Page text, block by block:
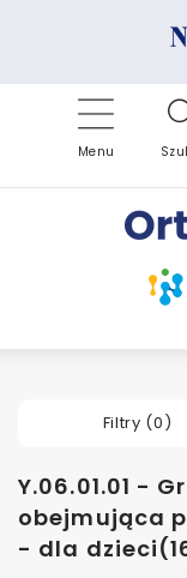
Menu
Filtry (0)
Y.06.01.01 -
obejmująca
- dla